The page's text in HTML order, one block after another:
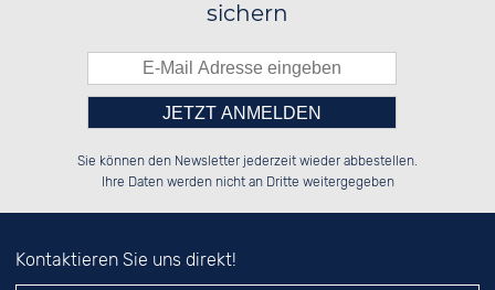
sichern
░░░░██░░██░░██░░██░░██░░██░░██░░
░░████░░██████░░██████░░██████░░
░░░░██░░██░░██░░░░░░██░░██░░██░░
Bitte tragen Sie die Zahl in
das nebenstehende Feld ein.
Sie können den Newsletter jederzeit wieder abbestellen.
Ihre Daten werden nicht an Dritte weitergegeben
Kontaktieren Sie uns direkt!